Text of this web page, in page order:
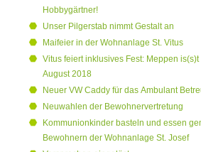
Hobbygärtner!
Unser Pilgerstab nimmt Gestalt an
Maifeier in der Wohnanlage St. Vitus
Vitus feiert inklusives Fest: Meppen is(s)t
August 2018
Neuer VW Caddy für das Ambulant
Neuwahlen der Bewohnervertretung
Kommunionkinder basteln und essen
Bewohnern der Wohnanlage St. Josef